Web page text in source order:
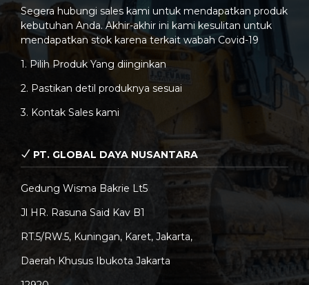
Segera hubungi sales kami untuk mendapatkan produk
kebutuhan Anda. Akhir-akhir ini kami kesulitan untuk
mendapatkan stok karena terkait wabah Covid-19
1. Pilih Produk Yang diinginkan
2. Pastikan detil produknya sesuai
3. Kontak Sales kami
PT. GLOBAL DAYA NUSANTARA
Gedung Wisma Bakrie Lt5
Jl HR. Rasuna Said Kav B1
RT.5/RW.5, Kuningan, Karet, Jakarta,
Daerah Khusus Ibukota Jakarta